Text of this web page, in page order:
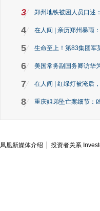
3 郑州地铁被困人员口述
4 在人间 | 亲历郑州暴雨
5 生命至上！第83集团军
6 美国常务副国务卿访华
7 在人间 | 红绿灯被淹后
8 重庆姐弟坠亡案细节：
凤凰新媒体介绍 投资者关系